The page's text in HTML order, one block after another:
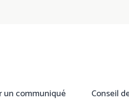
un communiqué Conseil